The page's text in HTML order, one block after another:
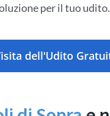
per il tuo udito.
dell'Udito